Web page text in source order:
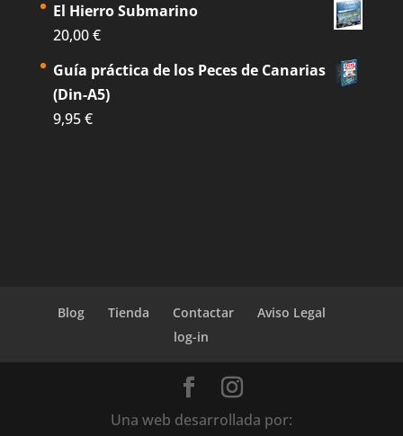
El Hierro Submarino
20,00€
Guía práctica de los Peces de Canarias
(Din-A5)
9,95€
Blog Tienda Contactar
Aviso Legal
log-in
Una web desarrollada por: